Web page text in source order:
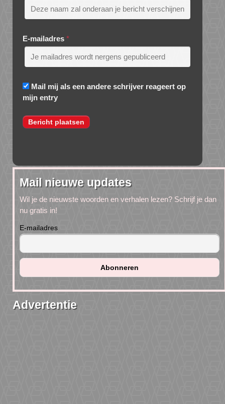
E-mailadres *
Mail mij als een andere schrijver reageert op
mijn entry
Mail nieuwe updates
Wil je de nieuwste woorden en verhalen lezen? Schrijf je dan
nu gratis in!
E-mailadres
Advertentie